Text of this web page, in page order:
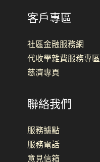
客戶專區
社區金融服務網
代收學雜費服務專區
慈濟專頁
聯絡我們
服務據點
服務電話
意見信箱